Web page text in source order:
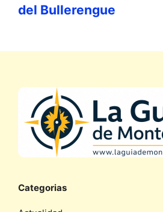
del Bullerengue
Categorias